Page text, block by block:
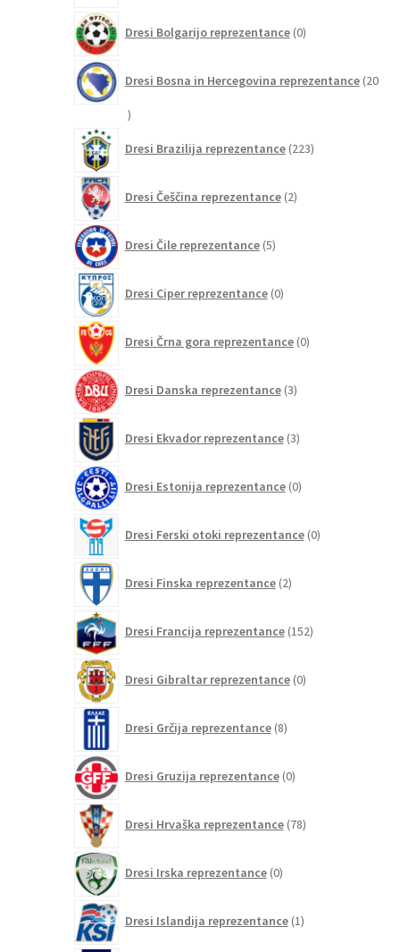
Dresi Bolgarijo reprezentance 0izdelkov
Dresi Bosna in Hercegovina reprezentance 20
20
Dresi Brazilija reprezentance 223izdelkov
Dresi Češčina reprezentance 2izdelka
Dresi Čile reprezentance 5izdelkov
Dresi Ciper reprezentance 0izdelkov
Dresi Črna gora reprezentance 0izdelkov
Dresi Danska reprezentance 3izdelki
Dresi Ekvador reprezentance 3izdelki
Dresi Estonija reprezentance 0izdelkov
Dresi Ferski otoki reprezentance 0izdelkov
Dresi Finska reprezentance 2izdelka
Dresi Francija reprezentance 152izdelkov
Dresi Gibraltar reprezentance 0izdelkov
Dresi Grčija reprezentance 8izdelkov
Dresi Gruzija reprezentance 0izdelkov
Dresi Hrvaška reprezentance 78izdelkov
Dresi Irska reprezentance 0izdelkov
Dresi Islandija reprezentance 1izdelek